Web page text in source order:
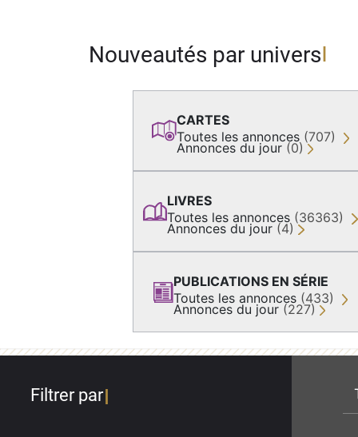
Nouveautés par univers
CARTES
Toutes les annonces (707)
Annonces du jour (0)
LIVRES
Toutes les annonces (36363)
Annonces du jour (4)
PUBLICATIONS EN SÉRIE
Toutes les annonces (433)
Annonces du jour (227)
Filtrer par